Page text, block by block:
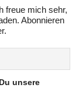
freue mich sehr,
Abonnieren
unsere